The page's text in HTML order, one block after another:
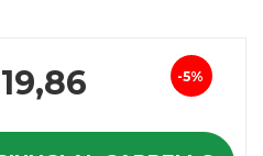
Sconto
5%